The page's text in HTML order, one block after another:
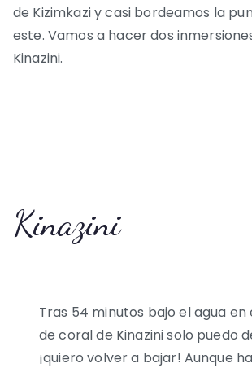
de Kizimkazi y casi bordeamos la
este. Vamos a hacer dos
Kinazini.
Kinazini
Tras 54 minutos bajo el agua
de coral de Kinazini solo puedo
¡quiero volver a bajar! Aunque